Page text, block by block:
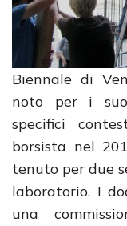
Biennale di
noto per i
specifici
borsista nel
tenuto per due
laboratorio. I
una